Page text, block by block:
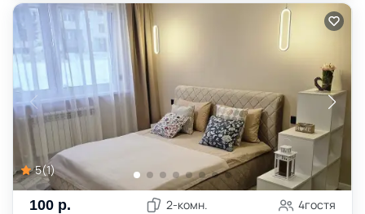
5(1)
100 р. 2-комн. 4гостя